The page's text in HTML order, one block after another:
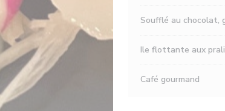
Soufflé au chocolat,
Ile flottante aux
Café gourmand